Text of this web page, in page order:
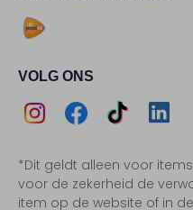
VOLG ONS
Instagram
Facebook
TikTok
*Dit geldt alleen voor
voor de zekerheid de
item op de website of in